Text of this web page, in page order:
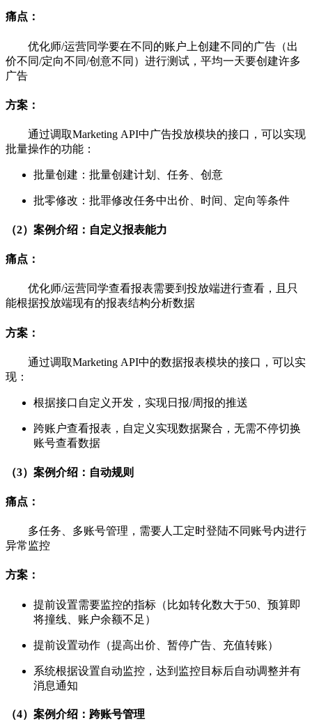
痛点：
优化师/运营同学要在不同的账户上创建不同的广告（出
价不同/定向不同/创意不同）进行测试，平均一天要创建许多
广告
方案：
通过调取Marketing API中广告投放模块的接口，可以实现
批量操作的功能：
批量创建：批量创建计划、任务、创意
批零修改：批罪修改任务中出价、时间、定向等条件
（2）案例介绍：自定义报表能力
痛点：
优化师/运营同学查看报表需要到投放端进行查看，且只
能根据投放端现有的报表结构分析数据
方案：
通过调取Marketing API中的数据报表模块的接口，可以实
现：
根据接口自定义开发，实现日报/周报的推送
跨账户查看报表，自定义实现数据聚合，无需不停切换
账号查看数据
（3）案例介绍：自动规则
痛点：
多任务、多账号管理，需要人工定时登陆不同账号内进行
异常监控
方案：
提前设置需要监控的指标（比如转化数大于50、预算即
将撞线、账户余额不足）
提前设置动作（提高出价、暂停广告、充值转账）
系统根据设置自动监控，达到监控目标后自动调整并有
消息通知
（4）案例介绍：跨账号管理